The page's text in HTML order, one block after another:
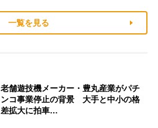
一覧を見る
老舗遊技機メーカー・豊丸産業がパチ
ンコ事業停止の背景 大手と中小の格
差拡大に拍車…